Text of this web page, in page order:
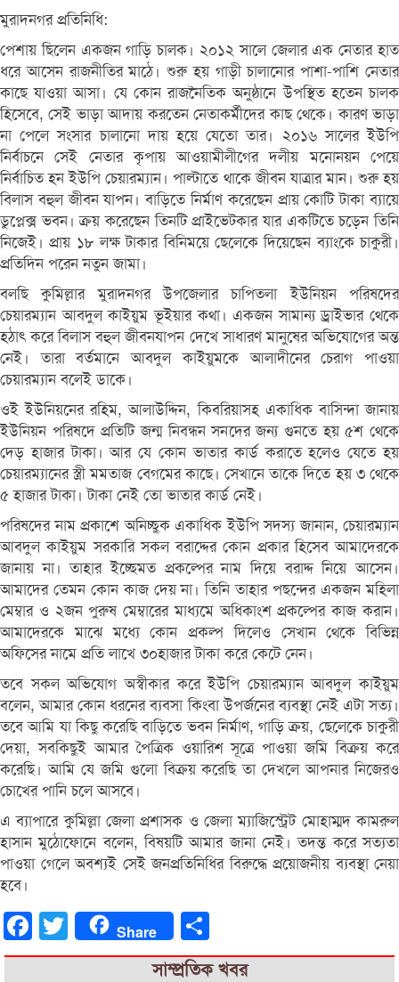
মুরাদনগর প্রতিনিধি:
পেশায় ছিলেন একজন গাড়ি চালক। ২০১২ সালে জেলার এক নেতার হাত
ধরে আসেন রাজনীতির মাঠে। শুরু হয় গাড়ী চালানোর পাশা-পাশি নেতার
কাছে যাওয়া আসা। যে কোন রাজনৈতিক অনুষ্ঠানে উপস্থিত হতেন চালক
হিসেবে, সেই ভাড়া আদায় করতেন নেতাকর্মীদের কাছ থেকে। কারণ ভাড়া
না পেলে সংসার চালানো দায় হয়ে যেতো তার। ২০১৬ সালের ইউপি
নির্বাচনে সেই নেতার কৃপায় আওয়ামীলীগের দলীয় মনোনয়ন পেয়ে
নির্বাচিত হন ইউপি চেয়ারম্যান। পাল্টাতে থাকে জীবন যাত্রার মান। শুরু হয়
বিলাস বহুল জীবন যাপন। বাড়িতে নির্মাণ করেছেন প্রায় কোটি টাকা ব্যায়ে
ডুপ্লেক্স ভবন। ক্রয় করেছেন তিনটি প্রাইভেটকার যার একটিতে চড়েন তিনি
নিজেই। প্রায় ১৮ লক্ষ টাকার বিনিময়ে ছেলেকে দিয়েছেন ব্যাংকে চাকুরী।
প্রতিদিন পরেন নতুন জামা।
বলছি কুমিল্লার মুরাদনগর উপজেলার চাপিতলা ইউনিয়ন পরিষদের
চেয়ারম্যান আবদুল কাইয়ুম ভূইয়ার কথা। একজন সামান্য ড্রাইভার থেকে
হঠাৎ করে বিলাস বহুল জীবনযাপন দেখে সাধারণ মানুষের অভিযোগের অন্ত
নেই। তারা বর্তমানে আবদুল কাইয়ুমকে আলাদীনের চেরাগ পাওয়া
চেয়ারম্যান বলেই ডাকে।
ওই ইউনিয়নের রহিম, আলাউদ্দিন, কিবরিয়াসহ একাধিক বাসিন্দা জানায়
ইউনিয়ন পরিষদে প্রতিটি জন্ম নিবন্ধন সনদের জন্য গুনতে হয় ৫শ থেকে
দেড় হাজার টাকা। আর যে কোন ভাতার কার্ড করাতে হলেও যেতে হয়
চেয়ারম্যানের স্ত্রী মমতাজ বেগমের কাছে। সেখানে তাকে দিতে হয় ৩ থেকে
৫ হাজার টাকা। টাকা নেই তো ভাতার কার্ড নেই।
পরিষদের নাম প্রকাশে অনিচ্ছুক একাধিক ইউপি সদস্য জানান, চেয়ারম্যান
আবদুল কাইয়ুম সরকারি সকল বরাদ্দের কোন প্রকার হিসেব আমাদেরকে
জানায় না। তাহার ইচ্ছেমত প্রকল্পের নাম দিয়ে বরাদ্দ নিয়ে আসেন।
আমাদের তেমন কোন কাজ দেয় না। তিনি তাহার পছন্দের একজন মহিলা
মেম্বার ও ২জন পুরুষ মেম্বারের মাধ্যমে অধিকাংশ প্রকল্পের কাজ করান।
আমাদেরকে মাঝে মধ্যে কোন প্রকল্প দিলেও সেখান থেকে বিভিন্ন
অফিসের নামে প্রতি লাখে ৩০হাজার টাকা করে কেটে নেন।
তবে সকল অভিযোগ অস্বীকার করে ইউপি চেয়ারম্যান আবদুল কাইয়ুম
বলেন, আমার কোন ধরনের ব্যবসা কিংবা উপর্জনের ব্যবস্থা নেই এটা সত্য।
তবে আমি যা কিছু করেছি বাড়িতে ভবন নির্মাণ, গাড়ি ক্রয়, ছেলেকে চাকুরী
দেয়া, সবকিছুই আমার পৈত্রিক ওয়ারিশ সূত্রে পাওয়া জমি বিক্রয় করে
করেছি। আমি যে জমি গুলো বিক্রয় করেছি তা দেখলে আপনার নিজেরও
চোখের পানি চলে আসবে।
এ ব্যাপারে কুমিল্লা জেলা প্রশাসক ও জেলা ম্যাজিস্ট্রেট মোহাম্মদ কামরুল
হাসান মুঠোফোনে বলেন, বিষয়টি আমার জানা নেই। তদন্ত করে সত্যতা
পাওয়া গেলে অবশ্যই সেই জনপ্রতিনিধির বিরুদ্ধে প্রয়োজনীয় ব্যবস্থা নেয়া
হবে।
FacebookTwitter Share
সাম্প্রতিক খবর